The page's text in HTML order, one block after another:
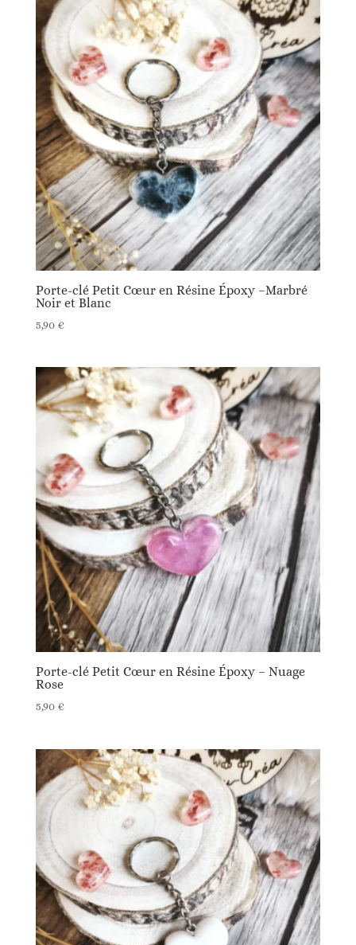
Porte-clé Petit Cœur en Résine Époxy –Marbré
Noir et Blanc
5,90 €
Porte-clé Petit Cœur en Résine Époxy – Nuage
Rose
5,90 €